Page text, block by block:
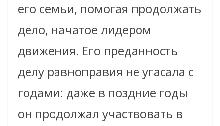
его семьи, помогая продолжать
дело, начатое лидером
движения. Его преданность
делу равноправия не угасала с
годами: даже в поздние годы
он продолжал участвовать в